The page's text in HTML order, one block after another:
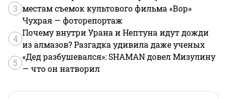
3 местам съемок культового фильма «Вор»
Чухрая — фоторепортаж
4
Почему внутри Урана и Нептуна идут дожди
из алмазов? Разгадка удивила даже ученых
5
«Дед разбушевался»: SHAMAN довел Мизулину
— что он натворил